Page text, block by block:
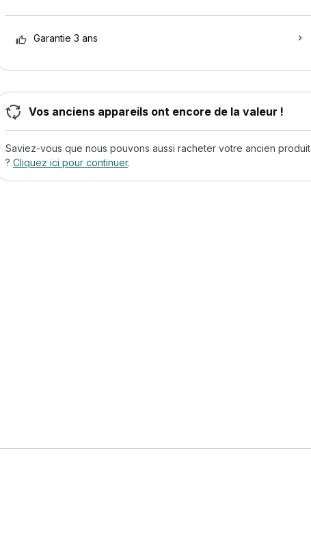
Garantie 3 ans
Vos anciens appareils ont encore de la valeur !
Saviez-vous que nous pouvons aussi racheter votre ancien produit
? Cliquez ici pour continuer.